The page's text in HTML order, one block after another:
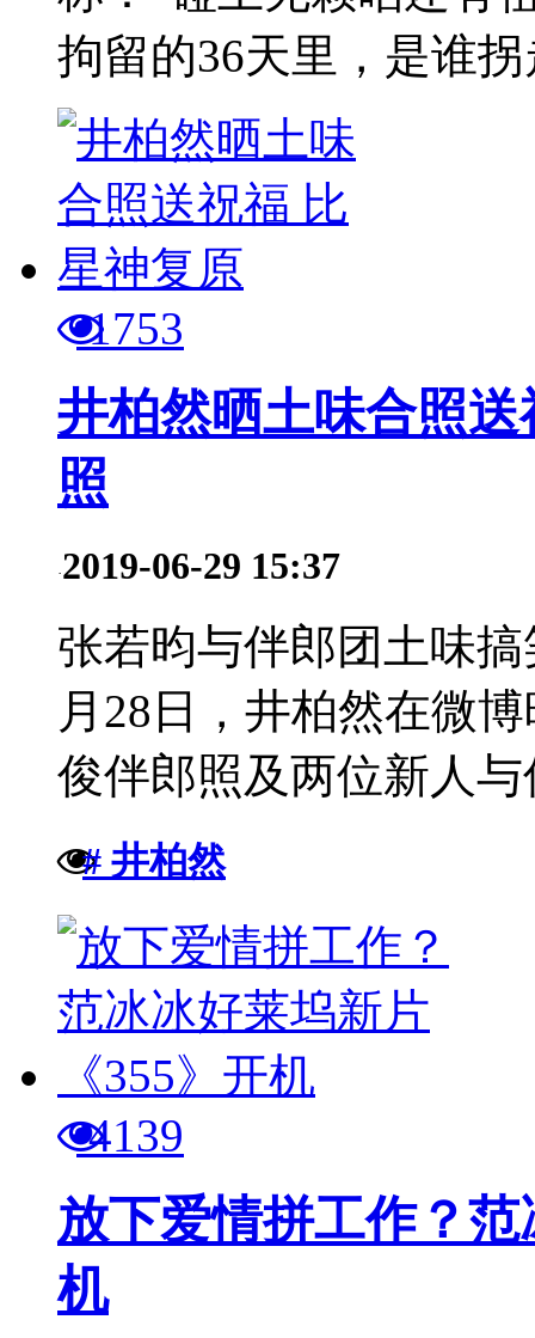
拘留的36天里，是谁
1753
井柏然晒土味合照
照
·2019-06-29 15:37
张若昀与伴郎团土味
月28日，井柏然在微
俊伴郎照及两位新人与
# 井柏然
4139
放下爱情拼工作？
机